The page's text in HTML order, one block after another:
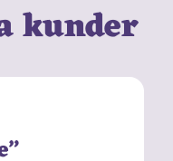
kunder